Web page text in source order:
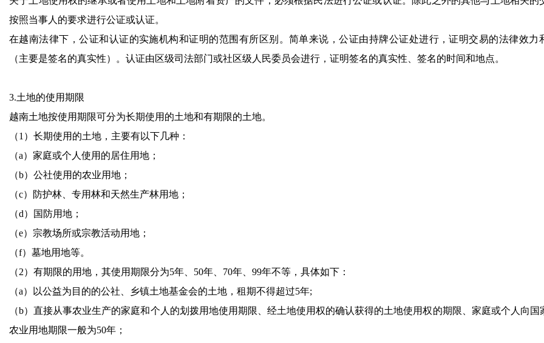
按照当事人的要求进行公证或认证。
在越南法律下，公证和认证的实施机构和证明的范围有所区别。简单来说，公证由持牌公证处进行，证明交易的法律效力
（主要是签名的真实性）。认证由区级司法部门或社区级人民委员会进行，证明签名的真实性、签名的时间和地点。
3.土地的使用期限
越南土地按使用期限可分为长期使用的土地和有期限的土地。
（1）长期使用的土地，主要有以下几种：
（a）家庭或个人使用的居住用地；
（b）公社使用的农业用地；
（c）防护林、专用林和天然生产林用地；
（d）国防用地；
（e）宗教场所或宗教活动用地；
（f）墓地用地等。
（2）有期限的用地，其使用期限分为5年、50年、70年、99年不等，具体如下：
（a）以公益为目的的公社、乡镇土地基金会的土地，租期不得超过5年;
（b）直接从事农业生产的家庭和个人的划拨用地使用期限、经土地使用权的确认获得的土地使用权的期限、家庭或个人向国
农业用地期限一般为50年；